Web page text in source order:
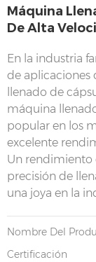
Máquina
De Alta
En la industria
de aplicaciones
llenado de
máquina
popular en los
excelente
Un rendimiento
precisión de
una joya en la
Nombre Del
Certificación